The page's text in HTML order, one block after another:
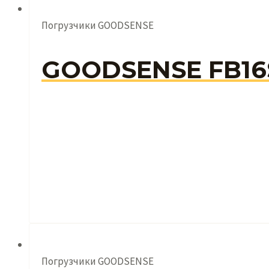
Погрузчики GOODSENSE
GOODSENSE
Погрузчики GOODSENSE